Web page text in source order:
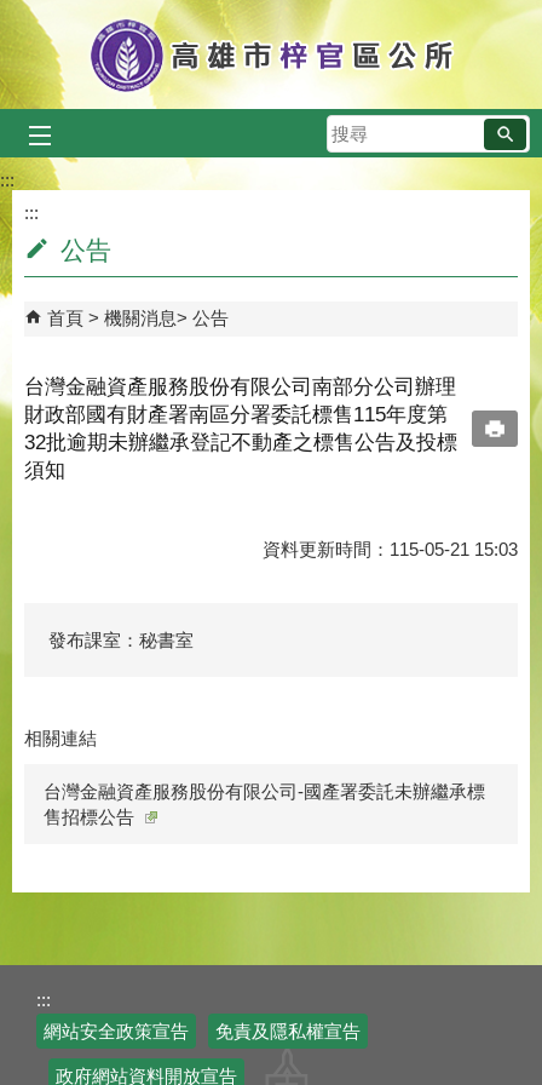
跳到主要內容區塊
搜
尋
:::
:::
公告
首頁 機關消息 公告
台灣金融資產服務股份有限公司南部分公司辦理
財政部國有財產署南區分署委託標售115年度第
32批逾期未辦繼承登記不動產之標售公告及投標
須知
資料更新時間：115-05-21 15:03
發布課室：秘書室
相關連結
台灣金融資產服務股份有限公司-國產署委託未辦繼承標
售招標公告
:::
網站安全政策宣告
免責及隱私權宣告
政府網站資料開放宣告